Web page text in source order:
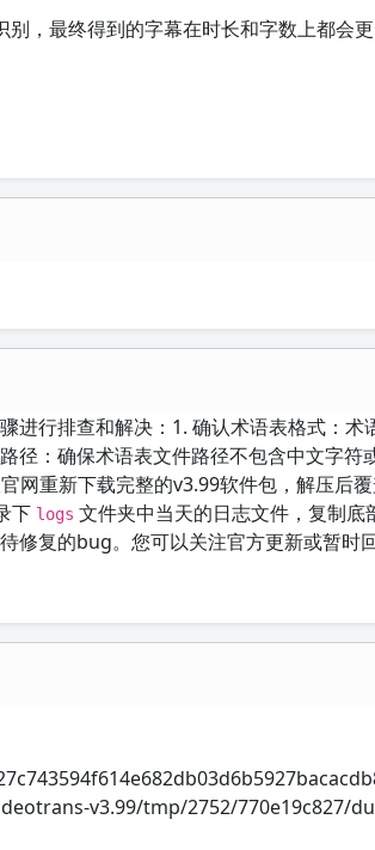
，最终得到的字幕在时长和字数上都会更
进行排查和解决：1. 确认术语表格式：术
径：确保术语表文件路径不包含中文字符
网重新下载完整的v3.99软件包，解压后
下 logs 文件夹中当天的日志文件，复制底
修复的bug。您可以关注官方更新或暂时
v3.99/tmp/2752/770e19c827/